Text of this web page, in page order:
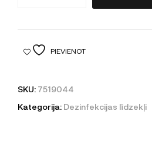
PIEVIENOT
SKU: 7519044
Kategorija: Dezinfekcijas līdzekļi